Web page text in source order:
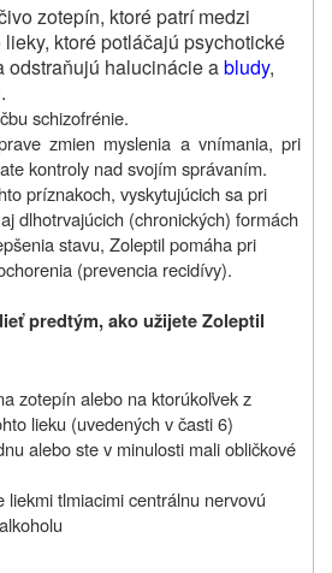
zotepín, ktoré patrí medzi
ktoré potláčajú psychotické
odstraňujú halucinácie abludy,
schizofrénie.
zmien myslenia a vnímania, pri
kontroly nad svojím správaním.
príznakoch, vyskytujúcich sa pri
dlhotrvajúcich (chronických) formách
stavu, Zoleptil pomáha pri
(prevencia recidívy).
predtým, ako užijete Zoleptil
zotepín alebo na ktorúkoľvek z
lieku (uvedených v časti 6)
alebo ste v minulosti mali obličkové
liekmi tlmiacimi centrálnu nervovú